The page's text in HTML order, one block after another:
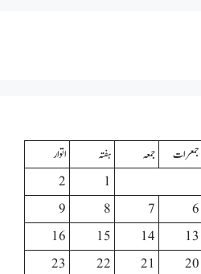
جمعرات جمعہ ہفتہ
اتوار
1
2
6
7
8
9
13
14
15
16
20
21
22
23